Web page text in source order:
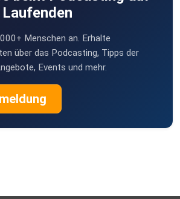
Menschen an. Erhalte
über das Podcasting, Tipps der
Events und mehr.